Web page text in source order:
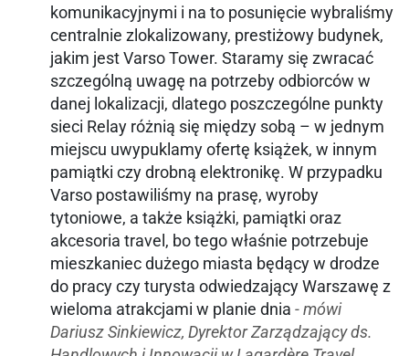
komunikacyjnymi i na to posunięcie wybraliśmy
centralnie zlokalizowany, prestiżowy budynek,
jakim jest Varso Tower. Staramy się zwracać
szczególną uwagę na potrzeby odbiorców w
danej lokalizacji, dlatego poszczególne punkty
sieci Relay różnią się między sobą – w jednym
miejscu uwypuklamy ofertę książek, w innym
pamiątki czy drobną elektronikę. W przypadku
Varso postawiliśmy na prasę, wyroby
tytoniowe, a także książki, pamiątki oraz
akcesoria travel, bo tego właśnie potrzebuje
mieszkaniec dużego miasta będący w drodze
do pracy czy turysta odwiedzający Warszawę z
wieloma atrakcjami w planie dnia - mówi
Dariusz Sinkiewicz, Dyrektor Zarządzający ds.